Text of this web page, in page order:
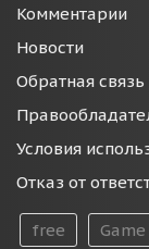
Комментарии
Новости
Обратная связь
Условия
Отказ от
free Game